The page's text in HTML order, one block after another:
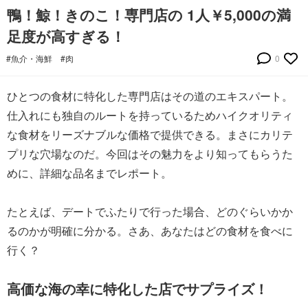
鴨！鯨！きのこ！専門店の 1人￥5,000の満
足度が高すぎる！
#魚介・海鮮 #肉 0
ひとつの食材に特化した専門店はその道のエキスパート。
仕入れにも独自のルートを持っているためハイクオリティ
な食材をリーズナブルな価格で提供できる。まさにカリテ
プリな穴場なのだ。今回はその魅力をより知ってもらうた
めに、詳細な品名までレポート。
たとえば、デートでふたりで行った場合、どのぐらいかか
るのかが明確に分かる。さあ、あなたはどの食材を食べに
行く？
高価な海の幸に特化した店でサプライズ！